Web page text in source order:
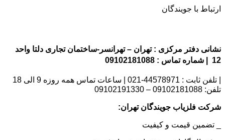
ارتباط با جویندگان
نشانی دفتر مرکزی : تهران – تهرانسر-ساختمان تجاری دلتا واحد
12 | شماره تماس : 09102181088
| تلفن ثابت : 44578971-021 | ساعات تماس همه روزه 9 الی 18
تلفن: 09102181088 – 09102191330
شرکت فلزیاب جویندگان تهران:
_ تضمین قیمت و کیفیت